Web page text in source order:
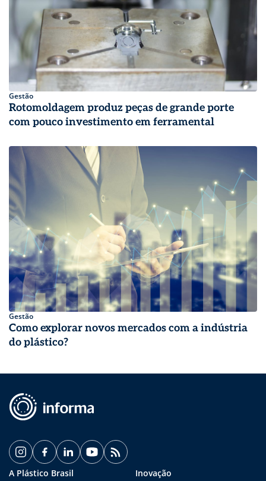
Gestão
Rotomoldagem produz peças de grande porte
com pouco investimento em ferramental
Gestão
Como explorar novos mercados com a indústria
do plástico?
A Plástico Brasil Inovação